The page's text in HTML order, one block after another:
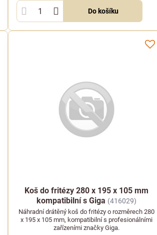
Do košíku
Koš do fritézy 280 x 195 x 105 mm
kompatibilní s Giga (416029)
Náhradní drátěný koš do fritézy o rozměrech 280
x 195 x 105 mm, kompatibilní s profesionálními
zařízeními značky Giga.